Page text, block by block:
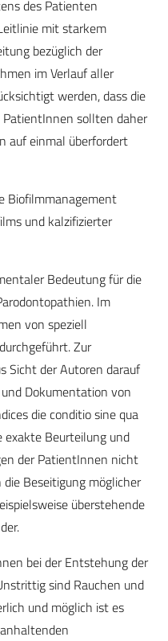
des Patienten
mit starkem
bezüglich der
im Verlauf aller
werden, dass die
sollten daher
auf einmal überfordert
Biofilmmanagement
und kalzifizierter
Bedeutung für die
Im
von speziell
Zur
Sicht der Autoren darauf
Dokumentation von
die conditio sine qua
Beurteilung und
der PatientInnen nicht
Beseitigung möglicher
überstehende
bei der Entstehung der
sind Rauchen und
und möglich ist es